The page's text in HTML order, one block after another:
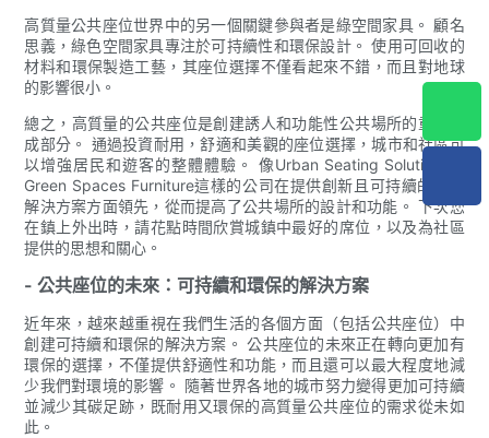
高質量公共座位世界中的另一個關鍵參與者是綠空間家具。 顧名
思義，綠色空間家具專注於可持續性和環保設計。 使用可回收的
材料和環保製造工藝，其座位選擇不僅看起來不錯，而且對地球
的影響很小。
總之，高質量的公共座位是創建誘人和功能性公共場所的重要組
成部分。 通過投資耐用，舒適和美觀的座位選擇，城市和社區可
以增強居民和遊客的整體體驗。 像Urban Seating Solutions和
Green Spaces Furniture這樣的公司在提供創新且可持續的座椅
解決方案方面領先，從而提高了公共場所的設計和功能。 下次您
在鎮上外出時，請花點時間欣賞城鎮中最好的席位，以及為社區
提供的思想和關心。
- 公共座位的未來：可持續和環保的解決方案
近年來，越來越重視在我們生活的各個方面（包括公共座位）中
創建可持續和環保的解決方案。 公共座位的未來正在轉向更加有
環保的選擇，不僅提供舒適性和功能，而且還可以最大程度地減
少我們對環境的影響。 隨著世界各地的城市努力變得更加可持續
並減少其碳足跡，既耐用又環保的高質量公共座位的需求從未如
此。